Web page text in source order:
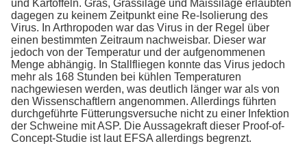
und Kartoffeln. Gras, Grassilage und Maissilage erlaubten
dagegen zu keinem Zeitpunkt eine Re-Isolierung des
Virus. In Arthropoden war das Virus in der Regel über
einen bestimmten Zeitraum nachweisbar. Dieser war
jedoch von der Temperatur und der aufgenommenen
Menge abhängig. In Stallfliegen konnte das Virus jedoch
mehr als 168 Stunden bei kühlen Temperaturen
nachgewiesen werden, was deutlich länger war als von
den Wissenschaftlern angenommen. Allerdings führten
durchgeführte Fütterungsversuche nicht zu einer Infektion
der Schweine mit ASP. Die Aussagekraft dieser Proof-of-
Concept-Studie ist laut EFSA allerdings begrenzt.